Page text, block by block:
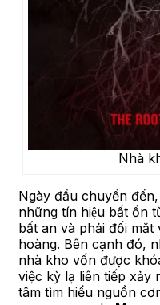
Nhà
Ngày đầu chuyển đến,
những tín hiệu bất ổn
bất an và phải đối
hoàng. Bên cạnh đó,
nhà kho vốn được
việc kỳ lạ liên tiếp xảy
tâm tìm hiểu nguồn